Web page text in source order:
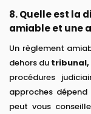
8. Quelle est la
amiable et une
Un règlement
dehors du tribunal,
procédures
approches
peut vous